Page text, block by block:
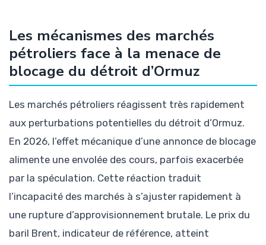
Les mécanismes des marchés
pétroliers face à la menace de
blocage du détroit d’Ormuz
Les marchés pétroliers réagissent très rapidement
aux perturbations potentielles du détroit d’Ormuz.
En 2026, l’effet mécanique d’une annonce de blocage
alimente une envolée des cours, parfois exacerbée
par la spéculation. Cette réaction traduit
l’incapacité des marchés à s’ajuster rapidement à
une rupture d’approvisionnement brutale. Le prix du
baril Brent, indicateur de référence, atteint